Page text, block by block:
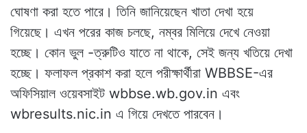
ঘোষণা করা হতে পারে। তিনি জানিয়েছেন খাতা দেখা হয়ে
গিয়েছে। এখন পরের কাজ চলছে, নম্বর মিলিয়ে দেখে নেওয়া
হচ্ছে। কোন ভুল -ত্রুটিও যাতে না থাকে, সেই জন্য খতিয়ে দেখা
হচ্ছে। ফলাফল প্রকাশ করা হলে পরীক্ষার্থীরা WBBSE-এর
অফিসিয়াল ওয়েবসাইট wbbse.wb.gov.in এবং
wbresults.nic.in এ গিয়ে দেখতে পারবেন।